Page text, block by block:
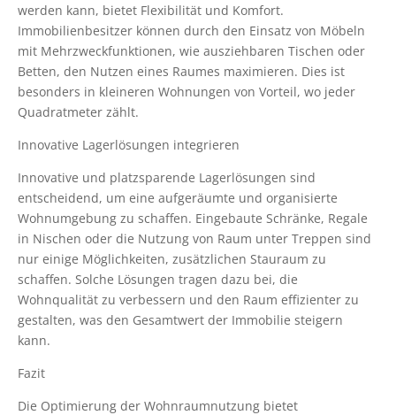
werden kann, bietet Flexibilität und Komfort.
Immobilienbesitzer können durch den Einsatz von Möbeln
mit Mehrzweckfunktionen, wie ausziehbaren Tischen oder
Betten, den Nutzen eines Raumes maximieren. Dies ist
besonders in kleineren Wohnungen von Vorteil, wo jeder
Quadratmeter zählt.
Innovative Lagerlösungen integrieren
Innovative und platzsparende Lagerlösungen sind
entscheidend, um eine aufgeräumte und organisierte
Wohnumgebung zu schaffen. Eingebaute Schränke, Regale
in Nischen oder die Nutzung von Raum unter Treppen sind
nur einige Möglichkeiten, zusätzlichen Stauraum zu
schaffen. Solche Lösungen tragen dazu bei, die
Wohnqualität zu verbessern und den Raum effizienter zu
gestalten, was den Gesamtwert der Immobilie steigern
kann.
Fazit
Die Optimierung der Wohnraumnutzung bietet